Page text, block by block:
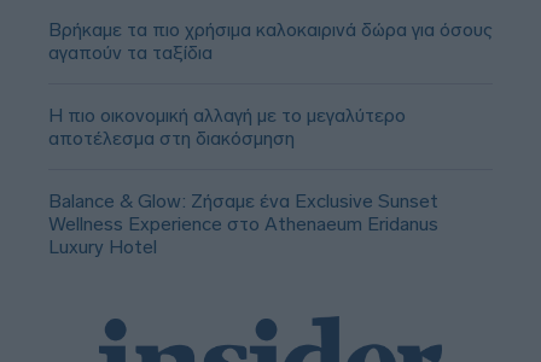
Βρήκαμε τα πιο χρήσιμα καλοκαιρινά δώρα για όσους
αγαπούν τα ταξίδια
Η πιο οικονομική αλλαγή με το μεγαλύτερο
αποτέλεσμα στη διακόσμηση
Balance & Glow: Ζήσαμε ένα Exclusive Sunset
Wellness Experience στο Athenaeum Eridanus
Luxury Hotel